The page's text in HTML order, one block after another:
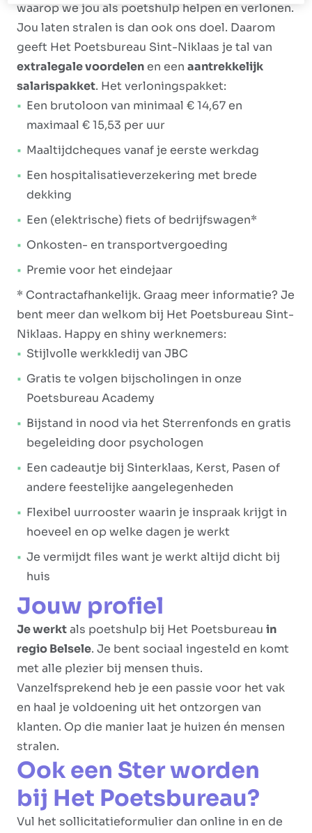
waarop we jou als poetshulp helpen en verlonen.
Jou laten stralen is dan ook ons doel. Daarom
geeft Het Poetsbureau Sint-Niklaas je tal van
extralegale voordelenen een aantrekkelijk
salarispakket. Het verloningspakket:
Een brutoloon van minimaal € 14,67 en
maximaal € 15,53 per uur
Maaltijdcheques vanaf je eerste werkdag
Een hospitalisatieverzekering met brede
dekking
Een (elektrische) fiets of bedrijfswagen*
Onkosten- en transportvergoeding
Premie voor het eindejaar
* Contractafhankelijk. Graag meer informatie? Je
bent meer dan welkom bij Het Poetsbureau Sint-
Niklaas. Happy en shiny werknemers:
Stijlvolle werkkledij van JBC
Gratis te volgen bijscholingen in onze
Poetsbureau Academy
Bijstand in nood via het Sterrenfonds en gratis
begeleiding door psychologen
Een cadeautje bij Sinterklaas, Kerst, Pasen of
andere feestelijke aangelegenheden
Flexibel uurrooster waarin je inspraak krijgt in
hoeveel en op welke dagen je werkt
Je vermijdt files want je werkt altijd dicht bij
huis
Jouw profiel
Je werktals poetshulp bij Het Poetsbureau in
regio Belsele. Je bent sociaal ingesteld en komt
met alle plezier bij mensen thuis.
Vanzelfsprekend heb je een passie voor het vak
en haal je voldoening uit het ontzorgen van
klanten. Op die manier laat je huizen én mensen
stralen.
Ook een Ster worden
bij Het Poetsbureau?
Vul het sollicitatieformulier dan online in en de